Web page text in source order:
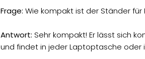
Frage: Wie kompakt ist der Ständer für
Antwort: Sehr kompakt! Er lässt sich
und findet in jeder Laptoptasche oder